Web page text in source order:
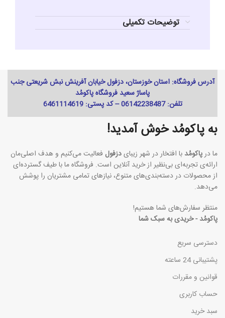
توضیحات تکمیلی
آدرس فروشگاه: استان خوزستان، دزفول خیابان آفرینش نبش شریعتی جنب
پاساژ سعید فروشگاه پاکومُد
تلفن: 06142238487 -- کد پستی: 6461114619
به پاکومُد خوش آمدید!
ما درپاکومُد با افتخار در شهر زیبایدزفول فعالیت می‌کنیم و هدف اصلی‌مان
ارائه‌ی تجربه‌ای بی‌نظیر از خرید آنلاین است. فروشگاه ما با طیف گسترده‌ای
از محصولات در دسته‌بندی‌های متنوع، نیازهای تمامی مشتریان را پوشش
می‌دهد.
منتظر سفارش‌های شما هستیم!
پاکومُد - خریدی به سبک شما
دسترسی سریع
پشتیبانی 24 ساعته
قوانین و مقررات
حساب کاربری
سبد خرید